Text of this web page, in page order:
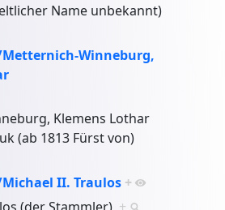
Name unbekannt)
Metternich-Winneburg,
Klemens Lothar
(ab 1813 Fürst von)
II. Traulos +